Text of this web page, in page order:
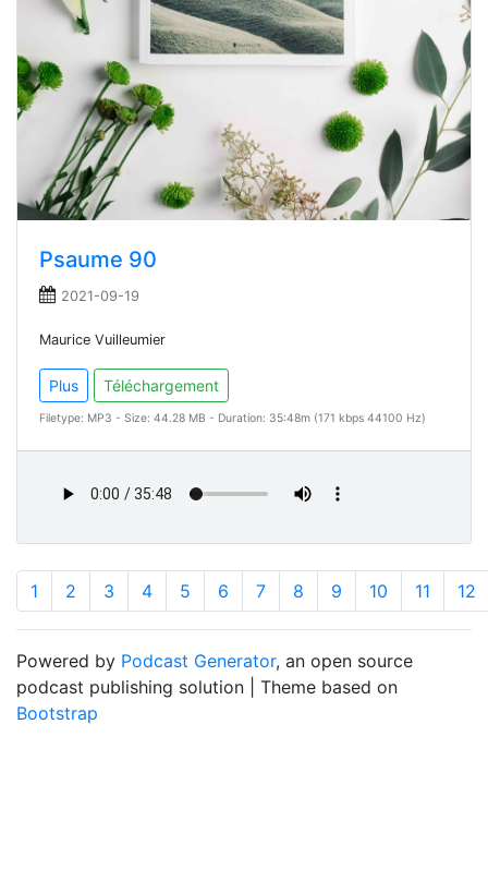
Psaume 90
2021-09-19
Maurice Vuilleumier
Plus Téléchargement
Filetype: MP3 - Size: 44.28 MB - Duration: 35:48m (171 kbps 44100 Hz)
1 2 3 4 5 6 7 8 9 10 11 12
Powered by Podcast Generator, an open source
podcast publishing solution | Theme based on
Bootstrap